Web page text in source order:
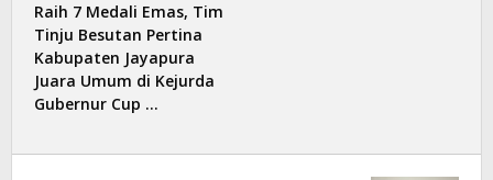
Raih 7 Medali Emas, Tim
Tinju Besutan Pertina
Kabupaten Jayapura
Juara Umum di Kejurda
Gubernur Cup …